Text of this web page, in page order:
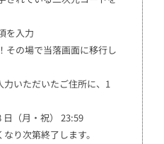
を入力
の場で当落画面に移行し
いただいたご住所に、1
日（月・祝） 23:59
り次第終了します。